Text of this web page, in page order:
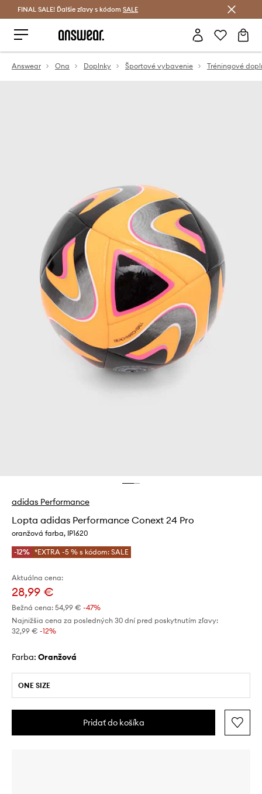
Šetrite s Answear Club >
FINAL SALE! Ďalšie zľavy s kódom SALE
Answear Ona Doplnky Športové vybavenie Tréningové
adidas Performance
Lopta adidas Performance Conext 24 Pro
oranžová farba, IP1620
-12% *EXTRA -5 % s kódom: SALE
Aktuálna cena:
28,99 €
Bežná cena: 54,99 € -47%
Najnižšia cena za posledných 30 dní pred poskytnutím zľavy:
32,99 € -12%
Farba: oranžová
ONE SIZE
Pridať do košíka